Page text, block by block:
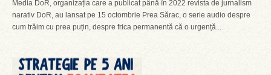
Media DoR, organizația care a publicat până în 2022 revista de jurnalism
narativ DoR, au lansat pe 15 octombrie Prea Sărac, o serie audio despre
cum trăim cu prea puțin, despre frica permanentă că o urgență...